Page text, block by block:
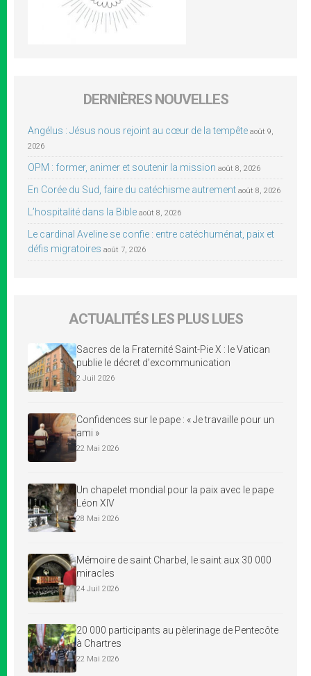
DERNIÈRES NOUVELLES
Angélus : Jésus nous rejoint au cœur de la tempête août 9,
2026
OPM : former, animer et soutenir la mission août 8, 2026
En Corée du Sud, faire du catéchisme autrement août 8, 2026
L’hospitalité dans la Bible août 8, 2026
Le cardinal Aveline se confie : entre catéchuménat, paix et
défis migratoires août 7, 2026
ACTUALITÉS LES PLUS LUES
Sacres de la Fraternité Saint-Pie X : le Vatican
publie le décret d’excommunication
2 Juil 2026
Confidences sur le pape : « Je travaille pour un
ami »
22 Mai 2026
Un chapelet mondial pour la paix avec le pape
Léon XIV
28 Mai 2026
Mémoire de saint Charbel, le saint aux 30 000
miracles
24 Juil 2026
20 000 participants au pèlerinage de Pentecôte
à Chartres
22 Mai 2026